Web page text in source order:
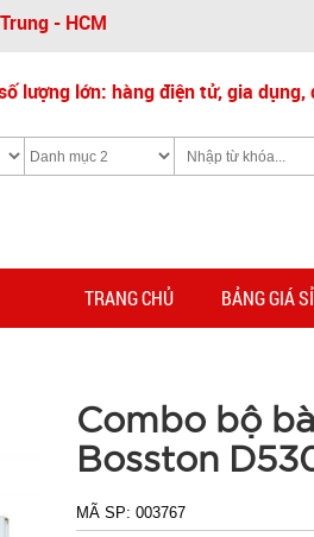
- HCM
lượng lớn: hàng điện tử, gia
TRANG CHỦ BẢNG GIÁ SỈ
Combo bộ
Bosston
MÃ SP:003767